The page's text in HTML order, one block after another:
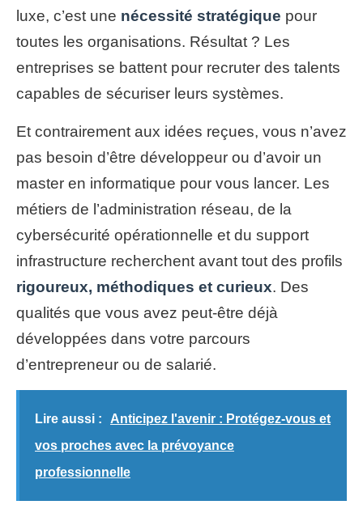
luxe, c’est une nécessité stratégique pour
toutes les organisations. Résultat ? Les
entreprises se battent pour recruter des talents
capables de sécuriser leurs systèmes.
Et contrairement aux idées reçues, vous n’avez
pas besoin d’être développeur ou d’avoir un
master en informatique pour vous lancer. Les
métiers de l’administration réseau, de la
cybersécurité opérationnelle et du support
infrastructure recherchent avant tout des profils
rigoureux, méthodiques et curieux. Des
qualités que vous avez peut-être déjà
développées dans votre parcours
d’entrepreneur ou de salarié.
Lire aussi :
Anticipez l'avenir : Protégez-vous et
vos proches avec la prévoyance
professionnelle